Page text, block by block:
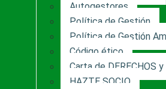
Autogestores
Política de Gestión
Política de Gestión
Código ético
Carta de DERECHOS y
HAZTE SOCIO